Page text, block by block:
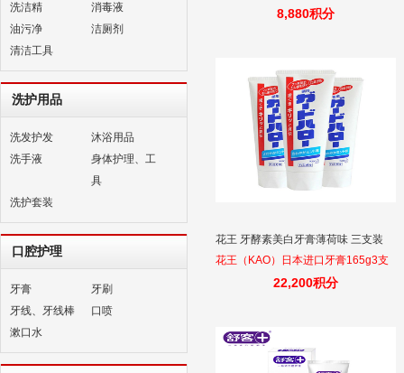
洗洁精
消毒液
油污净
洁厕剂
清洁工具
洗护用品
洗发护发
沐浴用品
洗手液
身体护理、工
具
洗护套装
口腔护理
牙膏
牙刷
牙线、牙线棒
口喷
漱口水
8,880积分
花王 牙酵素美白牙膏薄荷味 三支装
花王（KAO）日本进口牙膏165g3支
装 除口腔异味护牙龈清洁牙齿薄荷牙
22,200积分